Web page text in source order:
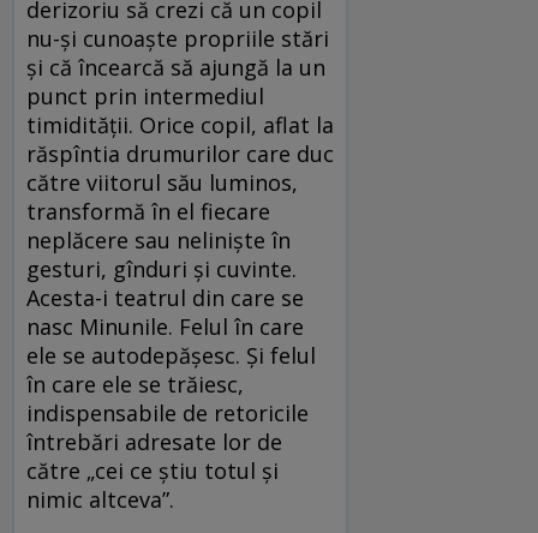
derizoriu să crezi că un copil
nu-şi cunoaşte propriile stări
şi că încearcă să ajungă la un
punct prin intermediul
timidităţii. Orice copil, aflat la
răspîntia drumurilor care duc
către viitorul său luminos,
transformă în el fiecare
neplăcere sau nelinişte în
gesturi, gînduri şi cuvinte.
Acesta-i teatrul din care se
nasc Minunile. Felul în care
ele se autodepăşesc. Şi felul
în care ele se trăiesc,
indispensabile de retoricile
întrebări adresate lor de
către „cei ce ştiu totul şi
nimic altceva”.